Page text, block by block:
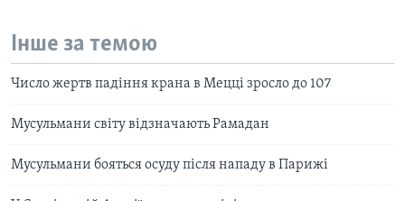
Інше за темою
Число жертв падіння крана в Мецці зросло до 107
Мусульмани світу відзначають Рамадан
Мусульмани бояться осуду після нападу в Парижі